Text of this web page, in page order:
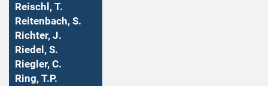
Reischl, T.
Reitenbach, S.
Richter, J.
Riedel, S.
Riegler, C.
Ring, T.P.